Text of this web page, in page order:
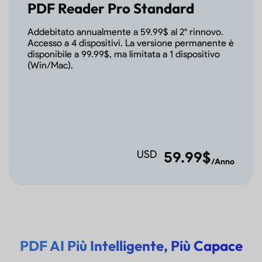
/ Mostra Numero Pagina
nei Segnalibri
Cambia Dimensione
Testo Segnalibri / Stampa
Pagine da Segnalibri
Mostra di più
PDF Reader Pro Standard
Addebitato annualmente a 59.99$ al 2° rinnovo.
Accesso a 4 dispositivi. La versione permanente è
disponibile a 99.99$, ma limitata a 1 dispositivo
(Win/Mac).
USD 59.99$/Anno
PDF AI Più Intelligente, Più Capace